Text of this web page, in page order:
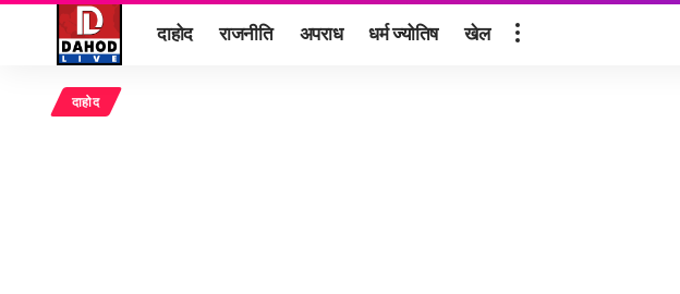
दाहोद राजनीति अपराध धर्म ज्योतिष खेल
दाहोद